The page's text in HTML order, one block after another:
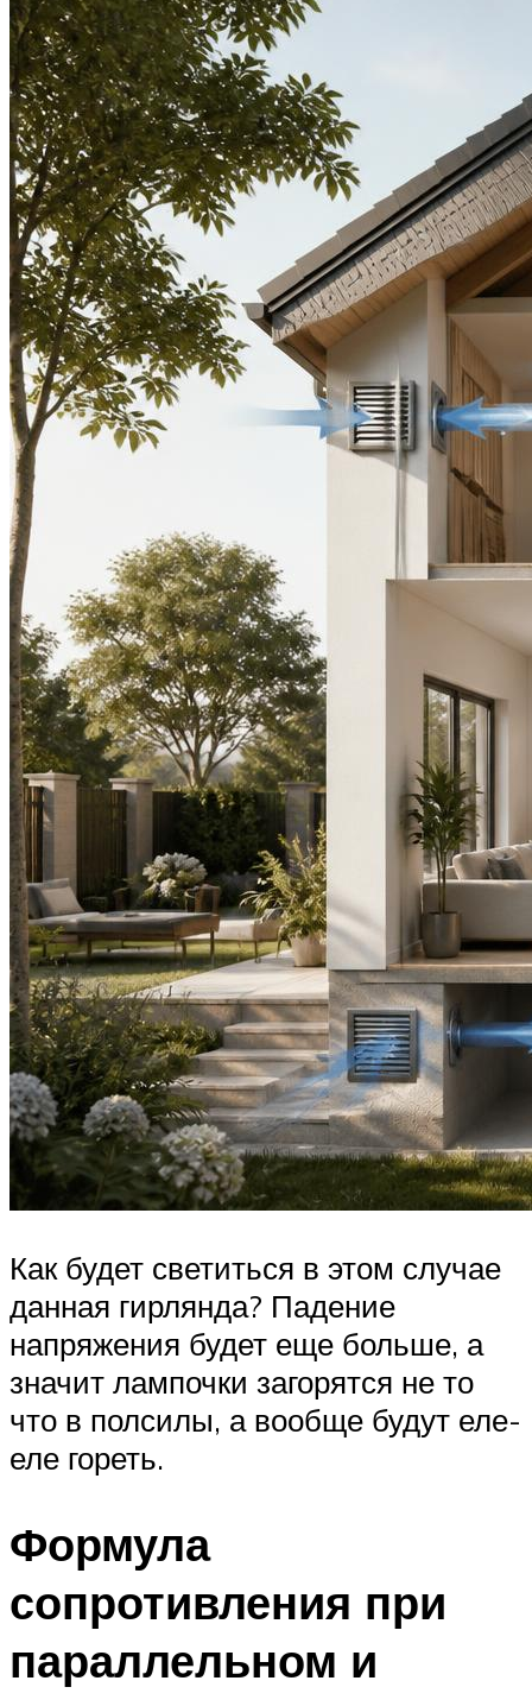
Как будет светиться в этом случае
данная гирлянда? Падение
напряжения будет еще больше, а
значит лампочки загорятся не то
что в полсилы, а вообще будут еле-
еле гореть.
Формула
сопротивления при
параллельном и